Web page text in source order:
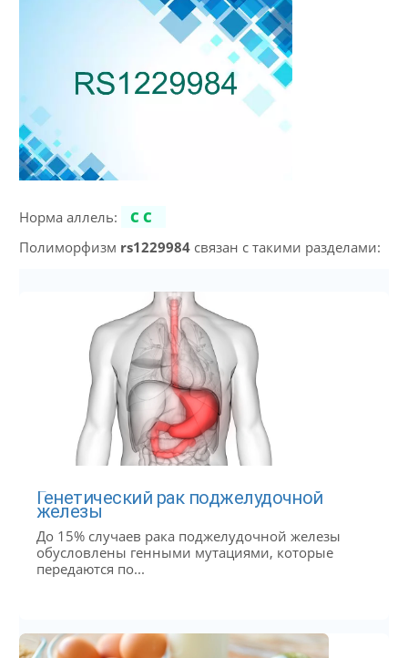
Норма аллель:
CC
Полиморфизм rs1229984связан с такими разделами:
Генетический рак поджелудочной
железы
До 15% случаев рака поджелудочной железы
обусловлены генными мутациями, которые
передаются по...